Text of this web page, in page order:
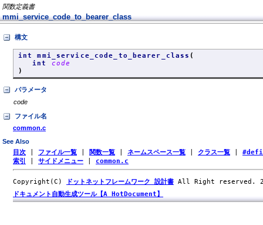
関数定義書
mmi_service_code_to_bearer_class
構文
int mmi_service_code_to_bearer_class (
int code
)
パラメータ
code
ファイル名
common.c
See Also
目次 ファイル一覧 関数一覧 ネームスペース一覧 クラス一覧
索引
サイドメニュー common.c
Copyright(C) ドットネットフレームワーク 設計書 All Right reserved.
ドキュメント自動生成ツール【A HotDocument】